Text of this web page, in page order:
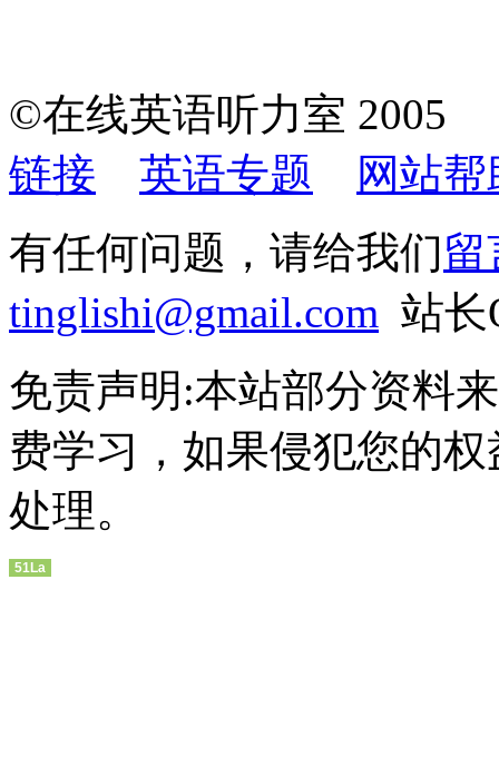
©在线英语听力室
链接
英语专题
网站帮
有任何问题，请给我们留
tinglishi@gmail.com 站长
免责声明:本站部分资料
费学习，如果侵犯您的
处理。
51La